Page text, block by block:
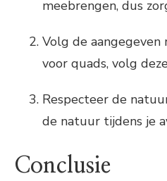
meebrengen, dus
Volg de aangegeven
voor quads, volg
Respecteer de
de natuur tijdens je
Conclusie